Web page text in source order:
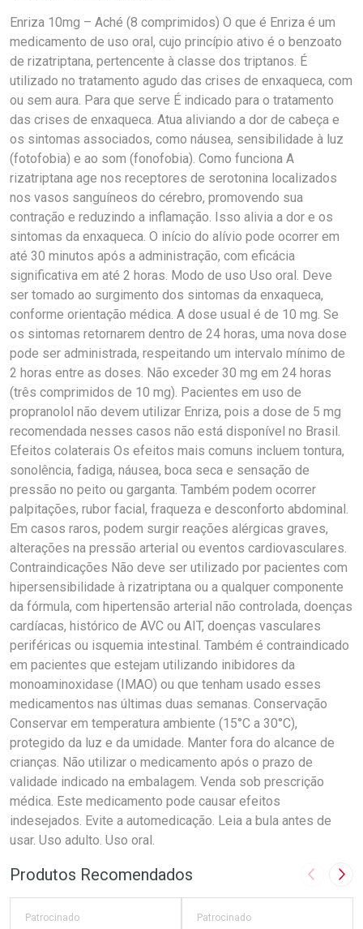
Enriza 10mg – Aché (8 comprimidos) O que é Enriza é um
medicamento de uso oral, cujo princípio ativo é o benzoato
de rizatriptana, pertencente à classe dos triptanos. É
utilizado no tratamento agudo das crises de enxaqueca, com
ou sem aura. Para que serve É indicado para o tratamento
das crises de enxaqueca. Atua aliviando a dor de cabeça e
os sintomas associados, como náusea, sensibilidade à luz
(fotofobia) e ao som (fonofobia). Como funciona A
rizatriptana age nos receptores de serotonina localizados
nos vasos sanguíneos do cérebro, promovendo sua
contração e reduzindo a inflamação. Isso alivia a dor e os
sintomas da enxaqueca. O início do alívio pode ocorrer em
até 30 minutos após a administração, com eficácia
significativa em até 2 horas. Modo de uso Uso oral. Deve
ser tomado ao surgimento dos sintomas da enxaqueca,
conforme orientação médica. A dose usual é de 10 mg. Se
os sintomas retornarem dentro de 24 horas, uma nova dose
pode ser administrada, respeitando um intervalo mínimo de
2 horas entre as doses. Não exceder 30 mg em 24 horas
(três comprimidos de 10 mg). Pacientes em uso de
propranolol não devem utilizar Enriza, pois a dose de 5 mg
recomendada nesses casos não está disponível no Brasil.
Efeitos colaterais Os efeitos mais comuns incluem tontura,
sonolência, fadiga, náusea, boca seca e sensação de
pressão no peito ou garganta. Também podem ocorrer
palpitações, rubor facial, fraqueza e desconforto abdominal.
Em casos raros, podem surgir reações alérgicas graves,
alterações na pressão arterial ou eventos cardiovasculares.
Contraindicações Não deve ser utilizado por pacientes com
hipersensibilidade à rizatriptana ou a qualquer componente
da fórmula, com hipertensão arterial não controlada, doenças
cardíacas, histórico de AVC ou AIT, doenças vasculares
periféricas ou isquemia intestinal. Também é contraindicado
em pacientes que estejam utilizando inibidores da
monoaminoxidase (IMAO) ou que tenham usado esses
medicamentos nas últimas duas semanas. Conservação
Conservar em temperatura ambiente (15°C a 30°C),
protegido da luz e da umidade. Manter fora do alcance de
crianças. Não utilizar o medicamento após o prazo de
validade indicado na embalagem. Venda sob prescrição
médica. Este medicamento pode causar efeitos
indesejados. Evite a automedicação. Leia a bula antes de
usar. Uso adulto. Uso oral.
Produtos Recomendados Imagem
Patrocinado Patrocinado